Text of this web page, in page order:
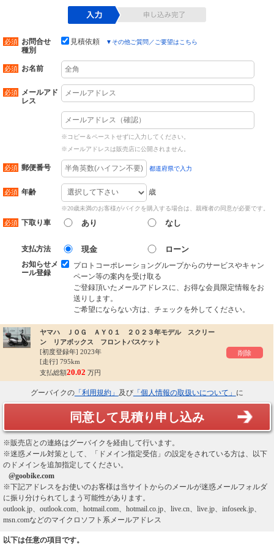
お問合せ
種別
見積依頼 ▼ その他ご質問／ご要望はこちら
お名前
メールアド
レス
※コピー＆ペーストせずに入力してください。
※メールアドレスは販売店に公開されません。
郵便番号 都道府県で入力
年齢 歳
※20歳未満のお客様がバイクを購入する場合は、親権者の同意が必要です。
下取り車 あり なし
支払方法 現金 ローン
お知らせメ
ール登録
プロトコーポレーショングループからのサービスやキャン
ペーン等の案内を受け取る
ご登録頂いたメールアドレスに、お得な会員限定情報をお
送りします。
ご希望にならない方は、チェックを外してください。
ヤマハ ＪＯＧ ＡＹ０１ ２０２３年モデル スクリー
ン リアボックス フロントバスケット
[初度登録年] 2023年
[走行] 795km
支払総額20.02 万円
削除
グーバイクの「利用規約」 及び「個人情報の取扱いについて」 に
同意して見積り申し込み
※販売店との連絡はグーバイクを経由して行います。
※迷惑メール対策として、「ドメイン指定受信」の設定をされている方は、以下
のドメインを追加指定してください。
@goobike.com
※下記アドレスをお使いのお客様は当サイトからのメールが迷惑メールフォルダ
に振り分けられてしまう可能性があります。
outlook.jp、outlook.com、hotmail.com、hotmail.co.jp、live.cn、live.jp、infoseek.jp、
msn.comなどのマイクロソフト系メールアドレス
以下は任意の項目です。